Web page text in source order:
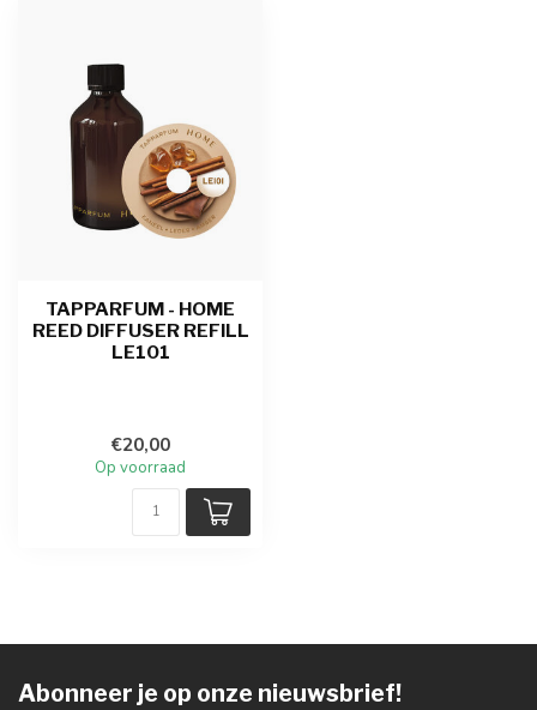
TAPPARFUM - HOME
REED DIFFUSER REFILL
LE101
€20,00
Op voorraad
Abonneer je op onze nieuwsbrief!